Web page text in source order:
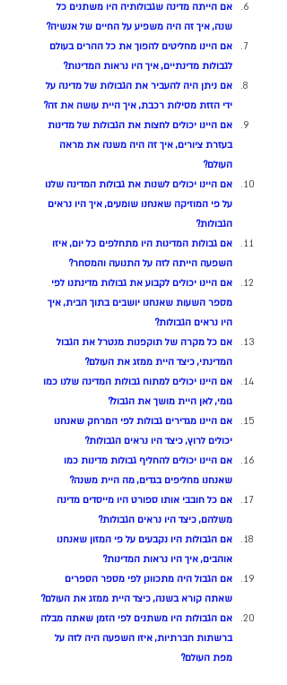
אם הייתה מדינה שגבולותיה היו משתנים כל
שנה, איך זה היה משפיע על החיים של אנשיה?
אם היינו מחליטים להפוך את כל ההרים בעולם
לגבולות מדינתיים, איך היו נראות המדינות?
אם ניתן היה להעביר את הגבולות של מדינה על
ידי הזזת מסילות רכבת, איך היית עושה את זה?
אם היינו יכולים לחצות את הגבולות של מדינות
בעזרת ציורים, איך זה היה משנה את מראה
העולם?
אם היינו יכולים לשנות את גבולות המדינה שלנו
על פי המוזיקה שאנחנו שומעים, איך היו נראים
הגבולות?
אם גבולות המדינות היו מתחלפים כל יום, איזו
השפעה הייתה לזה על התנועה והמסחר?
אם היינו יכולים לקבוע את גבולות מדינתנו לפי
מספר השעות שאנחנו יושבים בתוך הבית, איך
היו נראים הגבולות?
אם כל מקרה של תוקפנות מנטרל את הגבול
המדינתי, כיצד היית ממזג את העולם?
אם היינו יכולים למתוח גבולות המדינה שלנו כמו
גומי, לאן היית מושך את הגבול?
אם היינו מגדירים גבולות לפי המרחק שאנחנו
יכולים לרוץ, כיצד היו נראים הגבולות?
אם היינו יכולים להחליף גבולות מדינות כמו
שאנחנו מחליפים בגדים, מה היית משנה?
אם כל חובבי אותו ספורט היו מייסדים מדינה
משלהם, כיצד היו נראים הגבולות?
אם הגבולות היו נקבעים על פי המזון שאנחנו
אוהבים, איך היו נראות המדינות?
אם הגבול היה מתכוונן לפי מספר הספרים
שאתה קורא בשנה, כיצד היית ממזג את העולם?
אם הגבולות היו משתנים לפי הזמן שאתה מבלה
ברשתות חברתיות, איזו השפעה היה לזה על
מפת העולם?